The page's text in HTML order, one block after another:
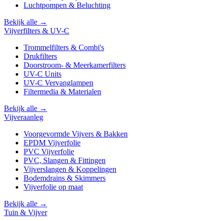
Luchtpompen & Beluchting
Bekijk alle →
Vijverfilters & UV-C
Trommelfilters & Combi's
Drukfilters
Doorstroom- & Meerkamerfilters
UV-C Units
UV-C Vervanglampen
Filtermedia & Materialen
Bekijk alle →
Vijveraanleg
Voorgevormde Vijvers & Bakken
EPDM Vijverfolie
PVC Vijverfolie
PVC, Slangen & Fittingen
Vijverslangen & Koppelingen
Bodemdrains & Skimmers
Vijverfolie op maat
Bekijk alle →
Tuin & Vijver